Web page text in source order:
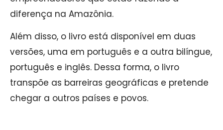
diferença na Amazônia.
Além disso, o livro está disponível em duas
versões, uma em português e a outra bilíngue,
português e inglês. Dessa forma, o livro
transpõe as barreiras geográficas e pretende
chegar a outros países e povos.